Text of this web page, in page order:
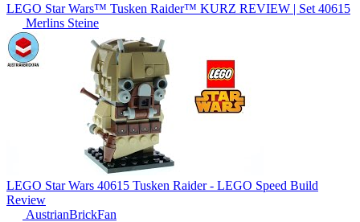
LEGO Star Wars™ Tusken Raider™ KURZ REVIEW | Set 40615
Merlins Steine
LEGO Star Wars 40615 Tusken Raider - LEGO Speed Build
Review
AustrianBrickFan